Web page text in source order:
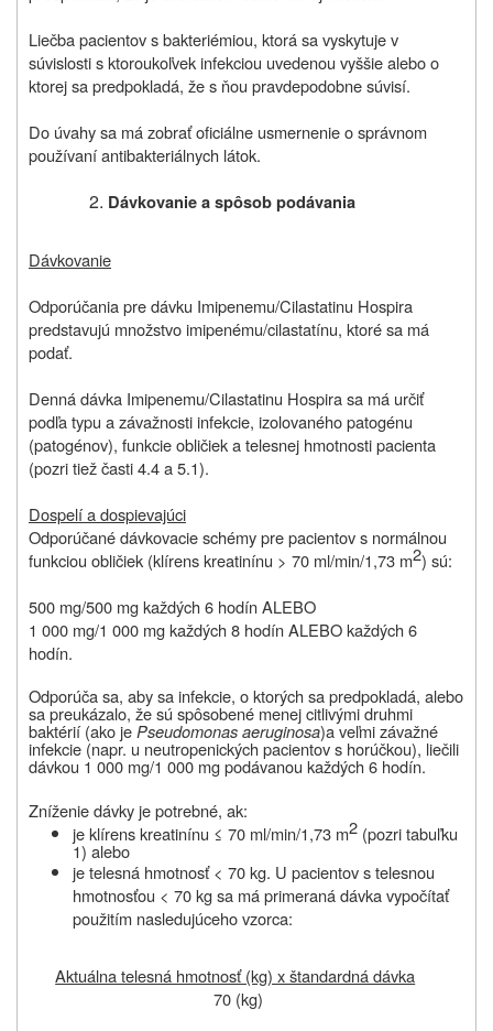
Liečba pacientov s bakteriémiou, ktorá sa vyskytuje v
súvislosti s ktoroukoľvek infekciou uvedenou vyššie alebo o
ktorej sa predpokladá, že s ňou pravdepodobne súvisí.
Do úvahy sa má zobrať oficiálne usmernenie o správnom
používaní antibakteriálnych látok.
Dávkovanie a spôsob podávania
Dávkovanie
Odporúčania pre dávku Imipenemu/Cilastatinu Hospira
predstavujú množstvo imipenému/cilastatínu, ktoré sa má
podať.
Denná dávka Imipenemu/Cilastatinu Hospira sa má určiť
podľa typu a závažnosti infekcie, izolovaného patogénu
(patogénov), funkcie obličiek a telesnej hmotnosti pacienta
(pozri tiež časti 4.4 a 5.1).
Dospelí a dospievajúci
Odporúčané dávkovacie schémy pre pacientov s normálnou
funkciou obličiek (klírens kreatinínu > 70 ml/min/1,73 m2) sú:
500 mg/500 mg každých 6 hodín ALEBO
1 000 mg/1 000 mg každých 8 hodín ALEBO každých 6
hodín.
Odporúča sa, aby sa infekcie, o ktorých sa predpokladá, alebo
sa preukázalo, že sú spôsobené menej citlivými druhmi
baktérií (ako je Pseudomonas aeruginosa)a veľmi závažné
infekcie (napr. u neutropenických pacientov s horúčkou), liečili
dávkou 1 000 mg/1 000 mg podávanou každých 6 hodín.
Zníženie dávky je potrebné, ak:
je klírens kreatinínu ≤ 70 ml/min/1,73 m2 (pozri tabuľku
1) alebo
je telesná hmotnosť < 70 kg. U pacientov s telesnou
hmotnosťou < 70 kg sa má primeraná dávka vypočítať
použitím nasledujúceho vzorca:
Aktuálna telesná hmotnosť (kg) x štandardná dávka
70 (kg)